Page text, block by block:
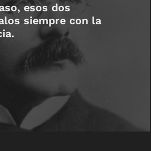
esos dos
siempre con la